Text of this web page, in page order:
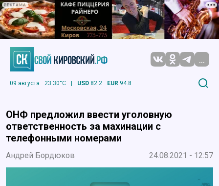
РЕКЛАМА
...
09 августа 23.30°C | USD 82.2 EUR 94.8
ОНФ предложил ввести уголовную
ответственность за махинации с
телефонными номерами
Андрей Бордюков 24.08.2021 - 12:57